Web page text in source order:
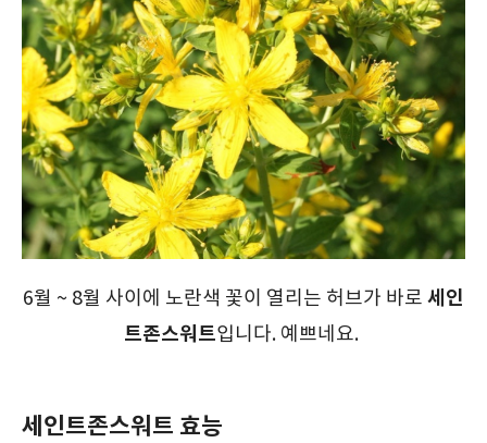
6월 ~ 8월 사이에 노란색 꽃이 열리는 허브가 바로 세인
트존스워트입니다. 예쁘네요.
세인트존스워트 효능